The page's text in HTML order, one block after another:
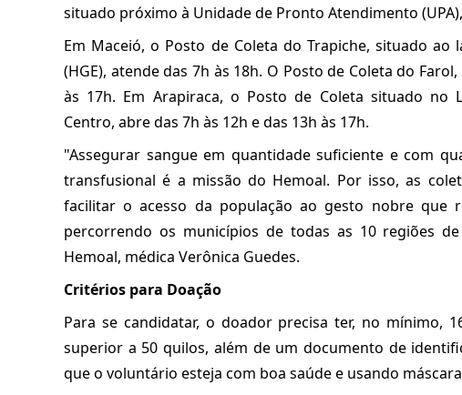
situado próximo à Unidade de Pronto Atendimento
Em Maceió, o Posto de Coleta do Trapiche, situado ao
(HGE), atende das 7h às 18h. O Posto de Coleta do
às 17h. Em Arapiraca, o Posto de Coleta situado no
Centro, abre das 7h às 12h e das 13h às 17h.
"Assegurar sangue em quantidade suficiente e com
transfusional é a missão do Hemoal. Por isso, as
facilitar o acesso da população ao gesto nobre que
percorrendo os municípios de todas as 10 regiões
Hemoal, médica Verônica Guedes.
Critérios para Doação
Para se candidatar, o doador precisa ter, no mínimo,
superior a 50 quilos, além de um documento de
que o voluntário esteja com boa saúde e usando